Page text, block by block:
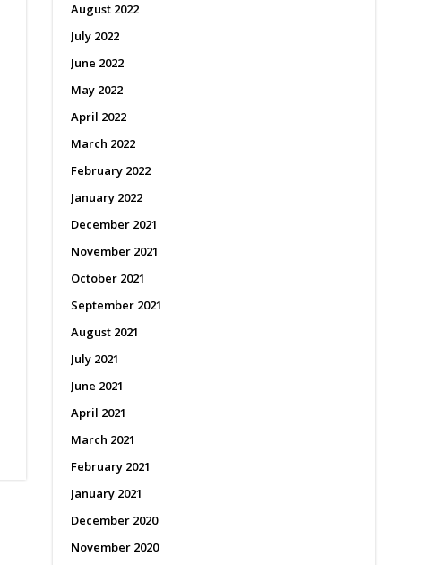
August 2022
July 2022
June 2022
May 2022
April 2022
March 2022
February 2022
January 2022
December 2021
November 2021
October 2021
September 2021
August 2021
July 2021
June 2021
April 2021
March 2021
February 2021
January 2021
December 2020
November 2020